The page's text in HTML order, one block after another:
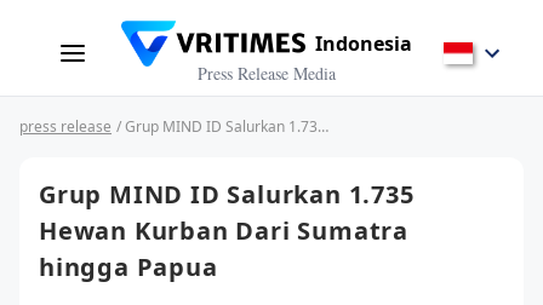
Indonesia
Press Release Media
press release / Grup MIND ID Salurkan 1.735 Hewan Kurban Dari Sumatra hingga Papua
Grup MIND ID Salurkan 1.735
Hewan Kurban Dari Sumatra
hingga Papua